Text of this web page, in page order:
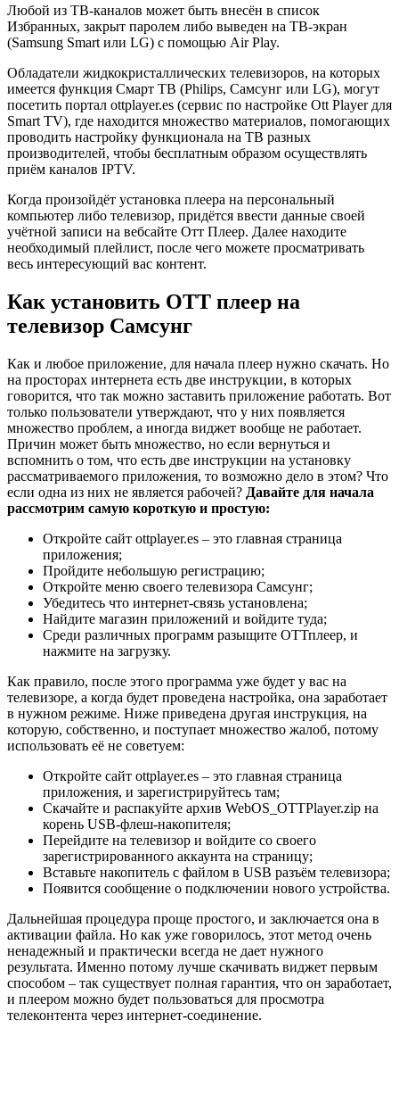
Любой из ТВ-каналов может быть внесён в список
Избранных, закрыт паролем либо выведен на ТВ-экран
(Samsung Smart или LG) с помощью Air Play.
Обладатели жидкокристаллических телевизоров, на которых
имеется функция Смарт ТВ (Philips, Самсунг или LG), могут
посетить портал ottplayer.es (сервис по настройке Ott Player для
Smart TV), где находится множество материалов, помогающих
проводить настройку функционала на ТВ разных
производителей, чтобы бесплатным образом осуществлять
приём каналов IPTV.
Когда произойдёт установка плеера на персональный
компьютер либо телевизор, придётся ввести данные своей
учётной записи на вебсайте Отт Плеер. Далее находите
необходимый плейлист, после чего можете просматривать
весь интересующий вас контент.
Как установить ОТТ плеер на
телевизор Самсунг
Как и любое приложение, для начала плеер нужно скачать. Но
на просторах интернета есть две инструкции, в которых
говорится, что так можно заставить приложение работать. Вот
только пользователи утверждают, что у них появляется
множество проблем, а иногда виджет вообще не работает.
Причин может быть множество, но если вернуться и
вспомнить о том, что есть две инструкции на установку
рассматриваемого приложения, то возможно дело в этом? Что
если одна из них не является рабочей? Давайте для начала
рассмотрим самую короткую и простую:
Откройте сайт ottplayer.es – это главная страница
приложения;
Пройдите небольшую регистрацию;
Откройте меню своего телевизора Самсунг;
Убедитесь что интернет-связь установлена;
Найдите магазин приложений и войдите туда;
Среди различных программ разыщите ОТТплеер, и
нажмите на загрузку.
Как правило, после этого программа уже будет у вас на
телевизоре, а когда будет проведена настройка, она заработает
в нужном режиме. Ниже приведена другая инструкция, на
которую, собственно, и поступает множество жалоб, потому
использовать её не советуем:
Откройте сайт ottplayer.es – это главная страница
приложения, и зарегистрируйтесь там;
Скачайте и распакуйте архив WebOS_OTTPlayer.zip на
корень USB-флеш-накопителя;
Перейдите на телевизор и войдите со своего
зарегистрированного аккаунта на страницу;
Вставьте накопитель с файлом в USB разъём телевизора;
Появится сообщение о подключении нового устройства.
Дальнейшая процедура проще простого, и заключается она в
активации файла. Но как уже говорилось, этот метод очень
ненадежный и практически всегда не дает нужного
результата. Именно потому лучше скачивать виджет первым
способом – так существует полная гарантия, что он заработает,
и плеером можно будет пользоваться для просмотра
телеконтента через интернет-соединение.